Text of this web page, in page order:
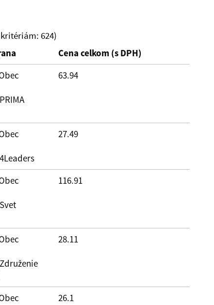
624)
Cena celkom (s DPH)
63.94
27.49
116.91
28.11
26.1